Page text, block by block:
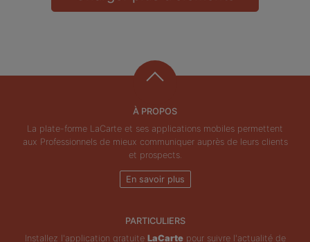
À PROPOS
La plate-forme LaCarte et ses applications mobiles permettent
aux Professionnels de mieux communiquer auprès de leurs clients
et prospects.
En savoir plus
PARTICULIERS
Installez l'application gratuite LaCartepour suivre l'actualité de